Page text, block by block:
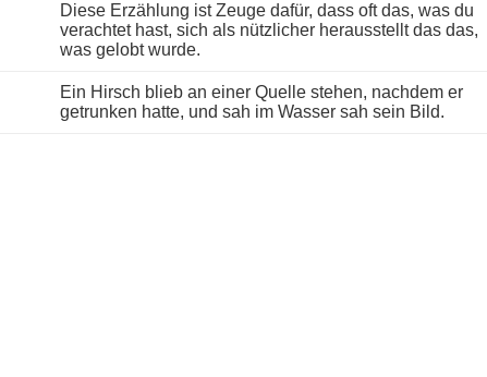
Diese Erzählung ist Zeuge dafür, dass oft das, was du
verachtet hast, sich als nützlicher herausstellt das das,
was gelobt wurde.
Ein Hirsch blieb an einer Quelle stehen, nachdem er
getrunken hatte, und sah im Wasser sah sein Bild.